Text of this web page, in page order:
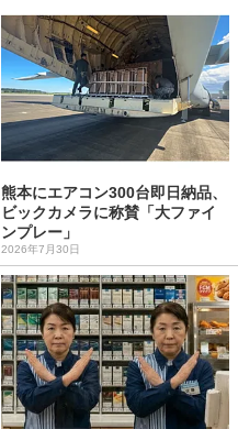
熊本にエアコン300台即日納品、
ビックカメラに称賛「大ファイ
ンプレー」
2026年7月30日